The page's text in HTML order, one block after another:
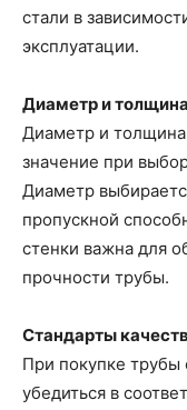
стали в
эксплуатации.
Диаметр и
Диаметр и
значение при
Диаметр
пропускной
стенки важна для
прочности трубы.
Стандарты
При покупке
убедиться в